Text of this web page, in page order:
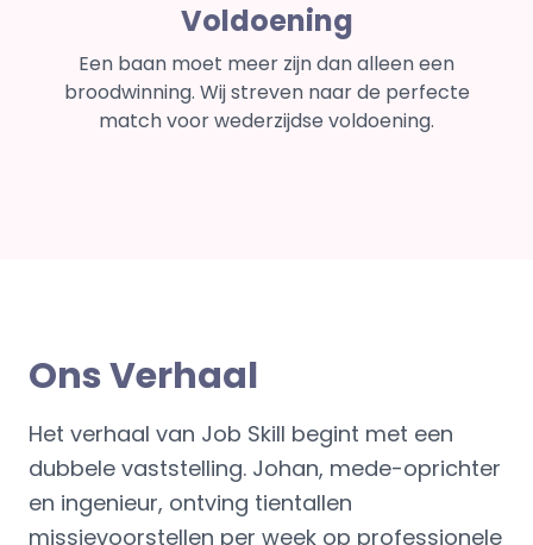
Voldoening
Een baan moet meer zijn dan alleen een
broodwinning. Wij streven naar de perfecte
match voor wederzijdse voldoening.
Ons Verhaal
Het verhaal van Job Skill begint met een
dubbele vaststelling. Johan, mede-oprichter
en ingenieur, ontving tientallen
missievoorstellen per week op professionele